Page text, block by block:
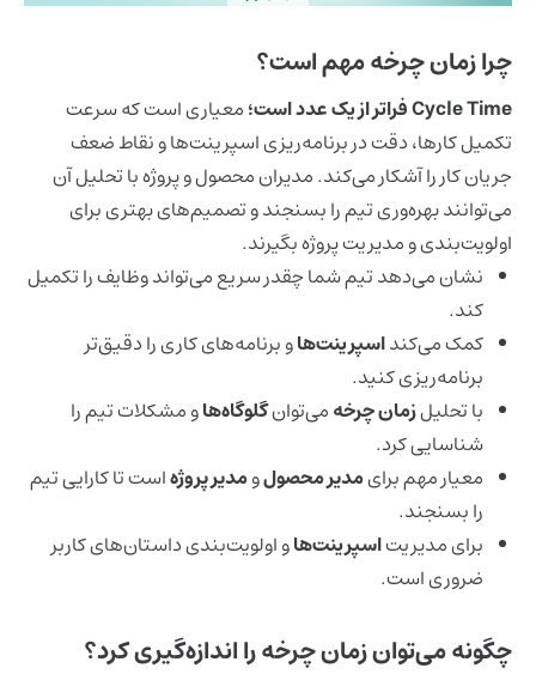
چرا زمان چرخه مهم است؟
Cycle Time فراتر از یک عدد است؛
معیاری است که سرعت
تکمیل کارها، دقت در برنامه‌ریزی اسپرینت‌ها و نقاط ضعف
جریان کار را آشکار می‌کند. مدیران محصول و پروژه با تحلیل آن
می‌توانند بهره‌وری تیم را بسنجند و تصمیم‌های بهتری برای
اولویت‌بندی و مدیریت پروژه بگیرند.
نشان می‌دهد تیم شما چقدر سریع می‌تواند وظایف را تکمیل
کند.
کمک می‌کنداسپرینت‌هاو برنامه‌های کاری را دقیق‌تر
برنامه‌ریزی کنید.
با تحلیلزمان چرخهمی‌توانگلوگاه‌هاو مشکلات تیم را
شناسایی کرد.
معیار مهم برایمدیر محصولومدیر پروژهاست تا کارایی تیم
را بسنجند.
برای مدیریتاسپرینت‌هاو اولویت‌بندی داستان‌های کاربر
ضروری است.
چگونه می‌توان زمان چرخه را اندازه‌گیری کرد؟